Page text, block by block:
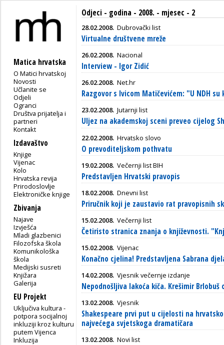
Matica hrvatska
O Matici hrvatskoj
Novosti
Učlanite se
Odjeli
Ogranci
Društva prijatelja i
partneri
Kontakt
Izdavaštvo
Knjige
Vijenac
Kolo
Hrvatska revija
Prirodoslovlje
Elektroničke knjige
Zbivanja
Najave
Izvješća
Mladi glazbenici
Filozofska škola
Komunikološka
škola
Medijski susreti
Knjižara
Galerija
EU Projekt
Uključiva kultura -
potpora socijalnoj
inkluziji kroz kulturu
putem Vijenca
Inkluzija
Odjeci - godina - 2008. - mjesec - 2
28.02.2008. Dubrovački list
Virtualne društvene mreže
26.02.2008. Nacional
Interview - Igor Zidić
26.02.2008. Net.hr
Razgovor s Ivicom Matičevićem: "U NDH
23.02.2008. Jutarnji list
Uljez na akademskoj sceni preveo cijelog
22.02.2008. Hrvatsko slovo
O prevoditeljskom pothvatu
19.02.2008. Večernji list BIH
Predstavljen Hrvatski pravopis
18.02.2008. Dnevni list
Priručnik koji je zaustavio rat pravopisnih
15.02.2008. Večernji list
Četiristo stranica znanja o književnosti.
15.02.2008. Vijenac
Konačno cjelina! Predstavljena Sabrana
14.02.2008. Vjesnik večernje izdanje
Nepodnošljiva lakoća kiča. Krešimir
13.02.2008. Vjesnik
Shakespeare prvi put u cijelosti na
najvećega svjetskoga dramatičara
13.02.2008. Novi list